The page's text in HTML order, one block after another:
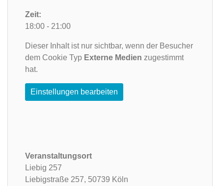
Zeit:
18:00 - 21:00
Dieser Inhalt ist nur sichtbar, wenn der Besucher
dem Cookie Typ Externe Medien zugestimmt
hat.
Einstellungen bearbeiten
Veranstaltungsort
Liebig 257
Liebigstraße 257, 50739 Köln